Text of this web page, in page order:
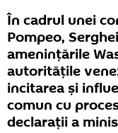
În cadrul unei
Pompeo,
amenințările
autoritățile
incitarea și
comun cu
declarații a